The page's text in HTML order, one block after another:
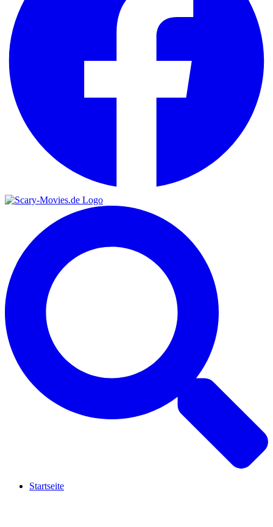
Startseite